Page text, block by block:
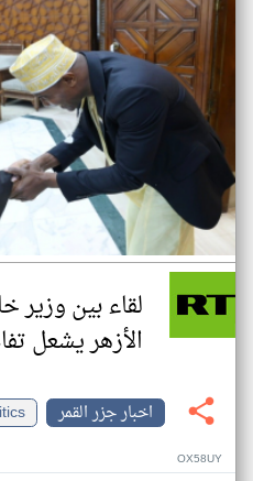
لقاء بين وزير
الأزهر يشعل
اخبار جزر القمر
OX58UY